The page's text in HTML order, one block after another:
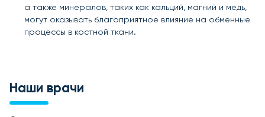
а также минералов, таких как кальций, магний и медь,
могут оказывать благоприятное влияние на обменные
процессы в костной ткани.
Наши врачи